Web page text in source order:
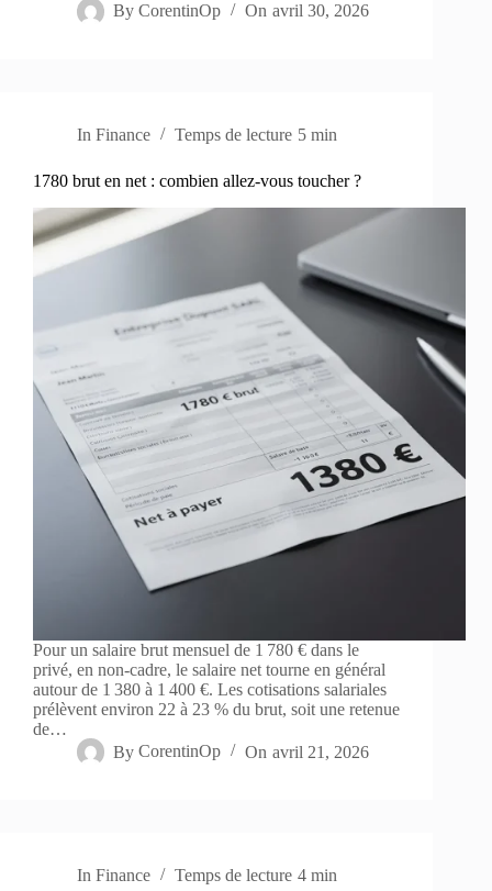
By CorentinOp On avril 30, 2026
In Finance Temps de lecture 5 min
1780 brut en net : combien allez-vous toucher ?
Pour un salaire brut mensuel de 1 780 € dans le
privé, en non-cadre, le salaire net tourne en général
autour de 1 380 à 1 400 €. Les cotisations salariales
prélèvent environ 22 à 23 % du brut, soit une retenue
de…
By CorentinOp On avril 21, 2026
In Finance Temps de lecture 4 min